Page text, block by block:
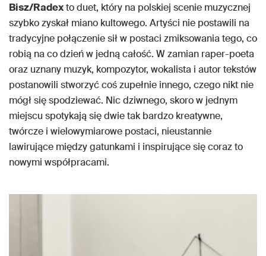
Bisz/Radexto duet, który na polskiej scenie muzycznej
szybko zyskał miano kultowego. Artyści nie postawili na
tradycyjne połączenie sił w postaci zmiksowania tego, co
robią na co dzień w jedną całość. W zamian raper-poeta
oraz uznany muzyk, kompozytor, wokalista i autor tekstów
postanowili stworzyć coś zupełnie innego, czego nikt nie
mógł się spodziewać. Nic dziwnego, skoro w jednym
miejscu spotykają się dwie tak bardzo kreatywne,
twórcze i wielowymiarowe postaci, nieustannie
lawirujące między gatunkami i inspirujące się coraz to
nowymi współpracami.